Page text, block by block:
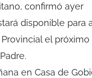
confirmó ayer
disponible para
el próximo
en Casa de